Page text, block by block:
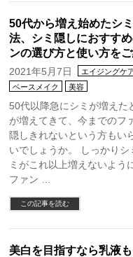
50代から増え始めたシ
法、シミ隠しにおすす
ンの選び方と使い方を
2021年5月7日 エイジングケ
ベースメイク
美容
50代以降急にシミが増えた
が増えてきて、今までのフ
隠しきれないという方もい
いでしょうか。 しっかり
ミがこれ以上増えないよう
ファン …
この記事を読む
美白を目指すなら乳液